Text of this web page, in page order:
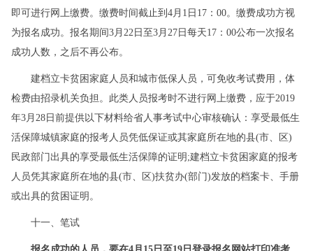
即可进行网上缴费。缴费时间截止到4月1日17：00。缴费成功方视
为报名成功。报名期间3月22日至3月27日每天17：00公布一次报名
成功人数，之后不再公布。
建档立卡贫困家庭人员和城市低保人员，可免收考试费用，体
检费由招录机关负担。此类人员报考时不进行网上缴费，应于2019
年3月28日前提供以下材料给省人事考试中心审核确认：享受最低生
活保障城镇家庭的报考人员凭低保证或其家庭所在地的县(市、区)
民政部门出具的享受最低生活保障的证明;建档立卡贫困家庭的报考
人员凭其家庭所在地的县(市、区)扶贫办(部门)发放的档案卡、手册
或出具的贫困证明。
十一、笔试